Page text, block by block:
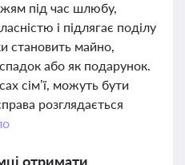
під час шлюбу,
і підлягає поділу
становить майно,
або як подарунок.
сім’ї, можуть бути
розглядається
отримати